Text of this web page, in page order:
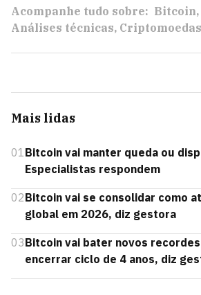
Acompanhe tudo sobre: Bitcoin
Análises técnicas Criptomoedas
Mais lidas
01Bitcoin vai manter queda ou
Especialistas respondem
02Bitcoin vai se consolidar como
global em 2026, diz gestora
03Bitcoin vai bater novos
encerrar ciclo de 4 anos, diz